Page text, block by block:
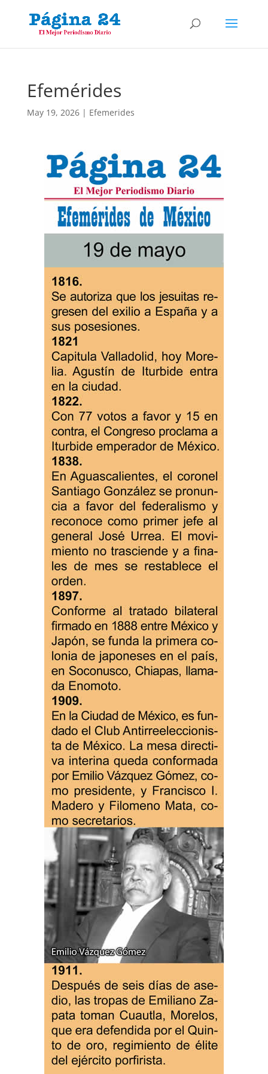
Efemérides
May 19, 2026| Efemerides